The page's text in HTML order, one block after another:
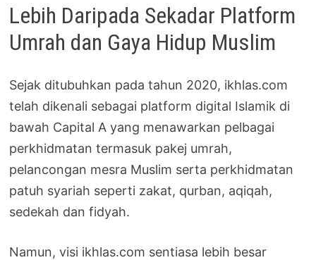
Lebih Daripada Sekadar Platform
Umrah dan Gaya Hidup Muslim
Sejak ditubuhkan pada tahun 2020, ikhlas.com
telah dikenali sebagai platform digital Islamik di
bawah Capital A yang menawarkan pelbagai
perkhidmatan termasuk pakej umrah,
pelancongan mesra Muslim serta perkhidmatan
patuh syariah seperti zakat, qurban, aqiqah,
sedekah dan fidyah.
Namun, visi ikhlas.com sentiasa lebih besar